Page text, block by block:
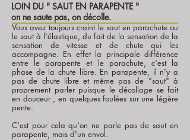
LOIN DU " SAUT EN PARAPENTE "
on ne saute pas, on décolle.
Vous avez toujours craint le saut en parachute ou
le saut à l'élastique, du fait de la sensation de la
sensation de vitesse et de chute qui les
accompagne. En effet la principale différence
entre le parapente et le parachute, c'est la
phase de la chute libre. En parapente, il n'y a
pas de chute libre et même pas de "saut" à
proprement parler puisque le décollage se fait
en douceur , en quelques foulées sur une légère
pente.
C'est pour cela qu'on ne parle pas de saut en
parapente, mais d'un envol.